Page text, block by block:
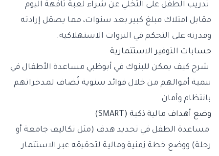
تدريب الطفل على التخلي عن شراء لعبة تافهة اليوم
مقابل امتلاك مبلغ كبير بعد سنوات، مما يصقل إرادته
وقدرته على التحكم في النزوات الاستهلاكية.
حسابات التوفير الاستثمارية
شرح كيف يمكن للبنوك في أبوظبي مساعدة الأطفال في
تنمية أموالهم من خلال فوائد سنوية تُضاف لمدخراتهم
بانتظام وأمان.
وضع أهداف مالية ذكية (SMART)
مساعدة الطفل في تحديد هدف (مثل تكاليف جامعة أو
رحلة) ووضع خطة زمنية ومالية لتحقيقه عبر الاستثمار